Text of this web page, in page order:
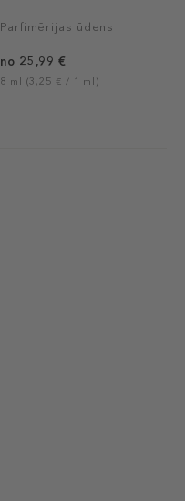
Parfimērijas ūdens
no 25,99 €
8 ml (3,25 € / 1 ml)